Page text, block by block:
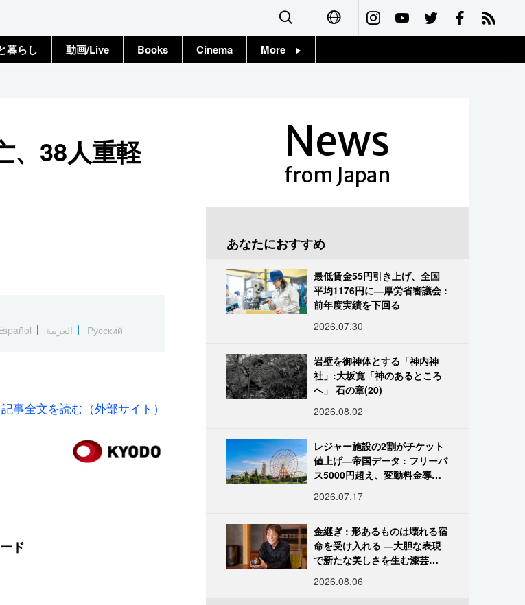
Français
暮らし 動画/Live Books Cinema More
、38人重軽
العربية Русский
記事全文を読む（外部サイト）
ド
News
from Japan
あなたにおすすめ
最低賃金55円引き上げ、全国
平均1176円に―厚労省審議会 :
前年度実績を下回る
2026.07.30
岩壁を御神体とする「神内神
社」:大坂寛「神のあるところ
へ」 石の章(20)
2026.08.02
レジャー施設の2割がチケット
値上げ―帝国データ : フリーパ
ス5000円超え、変動料金導入
2026.07.17
金継ぎ : 形あるものは壊れる宿
命を受け入れる ―大胆な表現
で新たな美しさを生む漆芸修
2026.08.06